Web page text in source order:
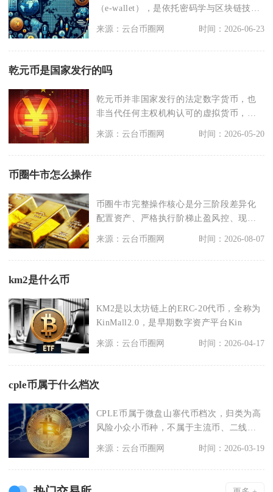
（e-wallet），是依托密码学与区块链技
来源：云台币圈网 时间：2026-06-23
乾元币是国家发行的吗
乾元币并非国家发行的法定数字货币，也
非当代任何主权机构认可的虚拟货币，而
来源：云台币圈网 时间：2026-05-20
币圈牛市怎么操作
币圈牛市完整操作核心是分三阶段差异化
配置资产、严格执行阶梯止盈风控、现货
来源：云台币圈网 时间：2026-08-07
km2是什么币
KM2是以太坊链上的ERC-20代币，全称为
KinMall2.0，是早期数字资产平台Kin
来源：云台币圈网 时间：2026-04-17
cple币属于什么档次
CPLE币属于微盘山寨代币档次，归类为高
风险小众小币种，不属于主流币、二线潜
来源：云台币圈网 时间：2026-03-19